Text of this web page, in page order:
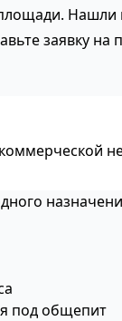
заявку на
под общепит